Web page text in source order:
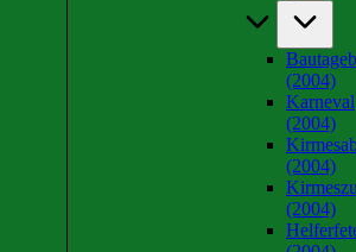
(2004)
Karneval
(2004)
(2004)
(2004)